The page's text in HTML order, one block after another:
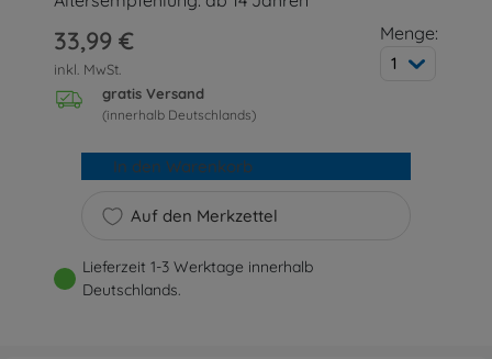
33,99 €
inkl. MwSt.
gratis Versand
(innerhalb Deutschlands)
Menge:
1
Auf den Merkzettel
In den Warenkorb
Lieferzeit 1-3 Werktage innerhalb
Deutschlands.